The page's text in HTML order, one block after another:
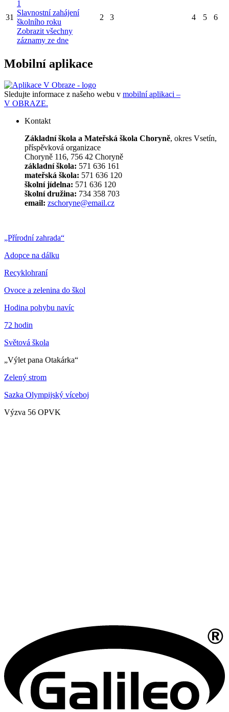
31
1
Slavnostní zahájení
školního roku
Zobrazit všechny
záznamy ze dne
2 3 4 5 6
Mobilní aplikace
Sledujte informace z našeho webu v mobilní aplikaci –
V OBRAZE.
Kontakt
Základní škola a Mateřská škola Choryně, okres Vsetín,
příspěvková organizace
Choryně 116, 756 42 Choryně
základní škola: 571 636 161
mateřská škola: 571 636 120
školní jídelna: 571 636 120
školní družina: 734 358 703
email: zschoryne@email.cz
„Přírodní zahrada“
Adopce na dálku
Recyklohraní
Ovoce a zelenina do škol
Hodina pohybu navíc
72 hodin
Světová škola
„Výlet pana Otakárka“
Zelený strom
Sazka Olympijský víceboj
Výzva 56 OPVK